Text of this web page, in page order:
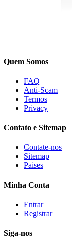
Quem Somos
FAQ
Anti-Scam
Termos
Privacy
Contato e Sitemap
Contate-nos
Sitemap
Paises
Minha Conta
Entrar
Registrar
Siga-nos